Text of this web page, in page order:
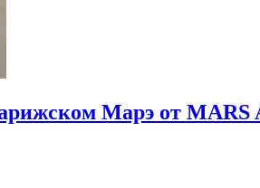
Марэ от MARS